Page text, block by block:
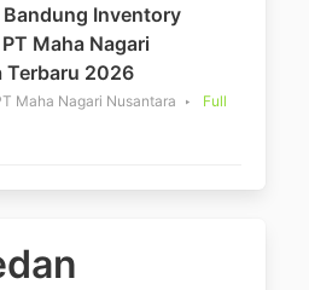
Inventory
Maha Nagari
Terbaru 2026
Maha Nagari Nusantara
Full